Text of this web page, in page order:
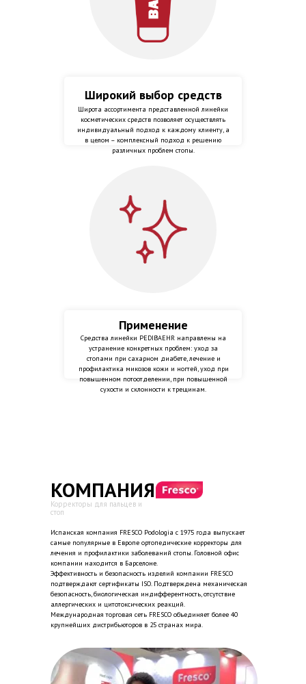
Применение
Средства линейки PEDIBAEHR направлены на
устранение конкретных проблем: уход за
стопами при сахарном диабете, лечение и
профилактика микозов кожи и ногтей, уход при
повышенном потоотделении, при повышенной
сухости и склонности к трещинам.
Широкий выбор средств
Широта ассортимента представленной линейки
косметических средств позволяет осуществлять
индивидуальный подход к каждому клиенту, а
в целом – комплексный подход к решению
различных проблем стопы.
Испанская компания FRESCO Podologia с 1975 года выпускает
самые популярные в Европе ортопедические корректоры для
лечения и профилактики заболеваний стопы. Головной офис
компании находится в Барселоне.
Эффективность и безопасность изделий компании FRESCO
подтверждают сертификаты ISO. Подтверждена механическая
безопасность, биологическая индифферентность, отсутствие
аллергических и цитотоксических реакций.
Международная торговая сеть FRESCO объединяет более 40
крупнейших дистрибьюторов в 25 странах мира.
Корректоры для пальцев и
стоп
КОМПАНИЯ